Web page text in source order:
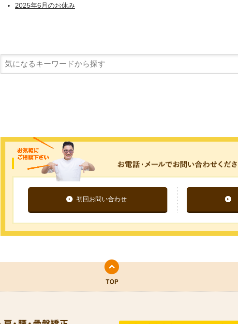
2025年6月のお休み
初回お問い合わせ